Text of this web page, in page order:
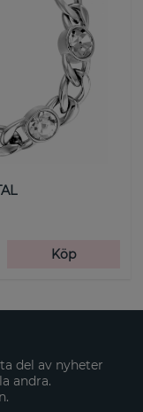
Köp
del av nyheter
andra.